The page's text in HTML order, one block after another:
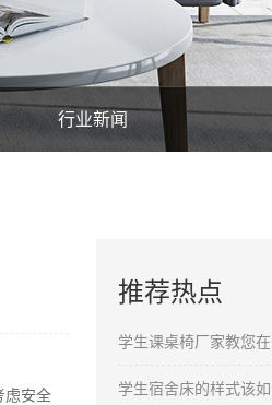
行业新闻
虑安全
推荐热点
学生宿舍床的样式该如